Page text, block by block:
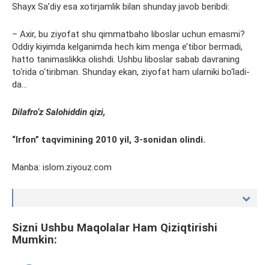
Shayx Sa’diy esa xotirjamlik bilan shunday javob beribdi:
– Axir, bu ziyofat shu qimmatbaho liboslar uchun emasmi?
Oddiy kiyimda kelganimda hech kim menga e’tibor bermadi,
hatto tanimaslikka olishdi. Ushbu liboslar sabab davraning
to‘rida o‘tiribman. Shunday ekan, ziyofat ham ularniki bo‘ladi-
da…
Dilafro‘z Salohiddin qizi,
“Irfon” taqvimining 2010 yil, 3-sonidan olindi.
Manba: islom.ziyouz.com
Sizni Ushbu Maqolalar Ham Qiziqtirishi
Mumkin: